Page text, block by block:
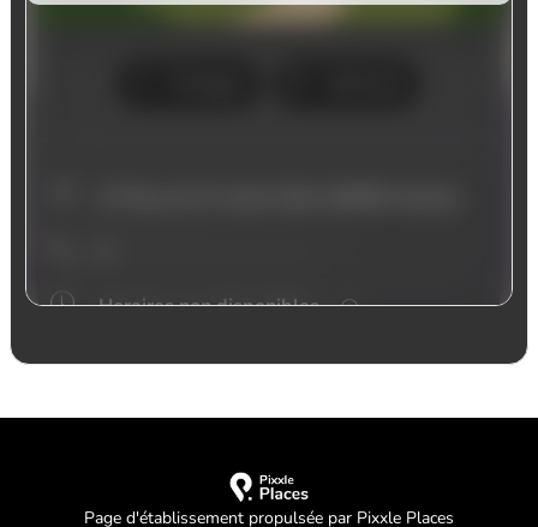
Page d'établissement propulsée par Pixxle Places